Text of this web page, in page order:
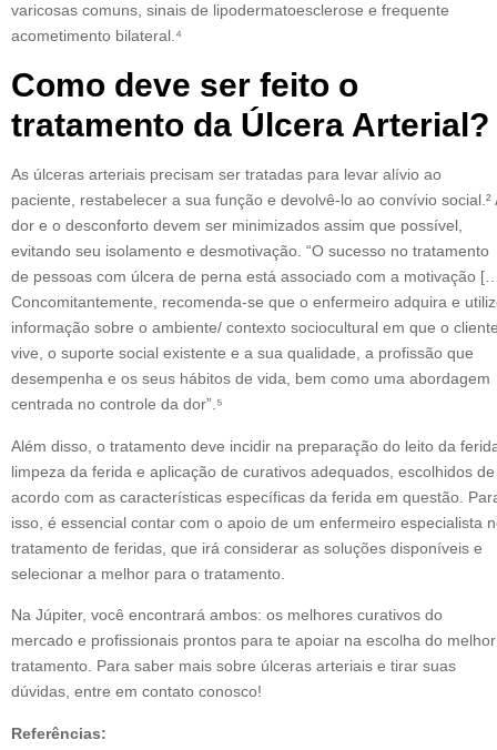
varicosas comuns, sinais de lipodermatoesclerose e frequente
acometimento bilateral.⁴
Como deve ser feito o
tratamento da Úlcera Arterial?
As úlceras arteriais precisam ser tratadas para levar alívio ao
paciente, restabelecer a sua função e devolvê-lo ao convívio social.²
dor e o desconforto devem ser minimizados assim que possível,
evitando seu isolamento e desmotivação. “O sucesso no tratamento
de pessoas com úlcera de perna está associado com a motivação
Concomitantemente, recomenda-se que o enfermeiro adquira e
informação sobre o ambiente/ contexto sociocultural em que o
vive, o suporte social existente e a sua qualidade, a profissão que
desempenha e os seus hábitos de vida, bem como uma abordagem
centrada no controle da dor”.⁵
Além disso, o tratamento deve incidir na preparação do leito da
limpeza da ferida e aplicação de curativos adequados, escolhidos de
acordo com as características específicas da ferida em questão.
isso, é essencial contar com o apoio de um enfermeiro especialista
tratamento de feridas, que irá considerar as soluções disponíveis e
selecionar a melhor para o tratamento.
Na Júpiter, você encontrará ambos: os melhores curativos do
mercado e profissionais prontos para te apoiar na escolha do melhor
tratamento. Para saber mais sobre úlceras arteriais e tirar suas
dúvidas, entre em contato conosco!
Referências: